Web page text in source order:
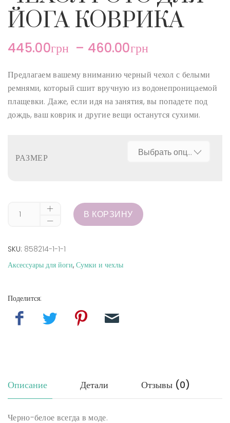
ЙОГА КОВРИКА
445.00грн – 460.00грн
Предлагаем вашему вниманию черный чехол с белыми
ремнями, который сшит вручную из водонепроницаемой
плащевки. Даже, если идя на занятия, вы попадете под
дождь, ваш коврик и другие вещи останутся сухими.
РАЗМЕР
В КОРЗИНУ
SKU: 858214-1-1-1
Аксессуары для йоги, Сумки и чехлы
Поделится:
Описание Детали Отзывы (0)
Черно-белое всегда в моде.